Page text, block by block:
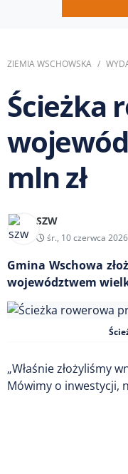
ZIEMIA WSCHOWSKA
Ścieżka
mln zł
SZW
śr., 10 czerwca
Gmina Wschowa
województwem
„Właśnie złożyliśmy
Mówimy o inwestycji,